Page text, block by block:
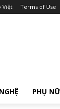
Việt Terms of Use
PHỤ NỮ